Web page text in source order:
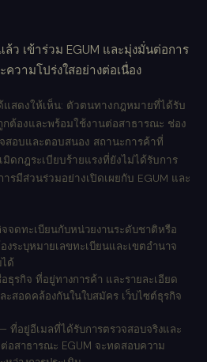
ว เข้าร่วม EGUM และมุ่งมั่นต่อการ
วามโปร่งใสอย่างต่อเนื่อง
แสดงให้เห็น: ตัวตนทางกฎหมายที่ได้รับ
ต้องและพร้อมใช้งานต่อสาธารณะ ช่อง
สอบและตอบสนอง สถานะการค้าที่
ดกฎระเบียบร้ายแรงที่ยังไม่ได้รับการ
รมีส่วนร่วมอย่างเปิดเผยกับ EGUM และ
จดทะเบียนกับหน่วยงานระดับชาติหรือ
ระบุหมายเลขทะเบียนและเขตอำนาจ
ด้
ธุรกิจ ที่อยู่ทางการค้า และรายละเอียด
สอดคล้องกันในใบสมัคร เว็บไซต์ธุรกิจ
— ที่อยู่อีเมลที่ได้รับการตรวจสอบจริงและ
อสาธารณะ EGUM จะทดสอบความ